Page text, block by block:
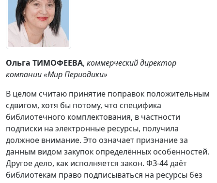
Ольга ТИМОФЕЕВА, коммерческий директор
компании «Мир Периодики»
В целом считаю принятие поправок положительным
сдвигом, хотя бы потому, что специфика
библиотечного комплектования, в частности
подписки на электронные ресурсы, получила
должное внимание. Это означает признание за
данным видом закупок определённых особенностей.
Другое дело, как исполняется закон. ФЗ-44 даёт
библиотекам право подписываться на ресурсы без